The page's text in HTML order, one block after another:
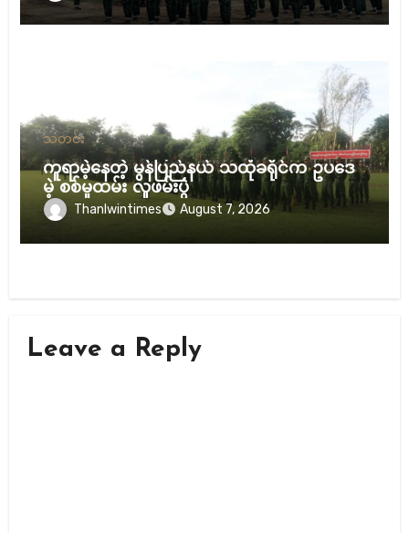
သတင်း
ကူရာမဲ့နေတဲ့ မွန်ပြည်နယ် သထုံခရိုင်က ဥပဒေ
မဲ့ စစ်မှုထမ်း လူဖမ်းပွဲ
Thanlwintimes August 7, 2026
Leave a Reply